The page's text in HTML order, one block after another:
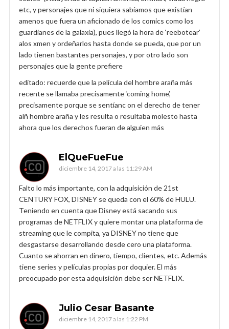
etc, y personajes que ni siquiera sabíamos que existían
amenos que fuera un aficionado de los comics como los
guardianes de la galaxia), pues llegó la hora de ‘reebotear’
alos xmen y ordeñarlos hasta donde se pueda, que por un
lado tienen bastantes personajes, y por otro lado son
personajes que la gente prefiere
editado: recuerde que la película del hombre araña más
recente se llamaba precisamente ‘coming home’,
precisamente porque se sentíanc on el derecho de tener
alñ hombre araña y les resulta o resultaba molesto hasta
ahora que los derechos fueran de alguien más
ElQueFueFue
diciembre 14, 2017 a las 11:29 AM
Falto lo más importante, con la adquisición de 21st
CENTURY FOX, DISNEY se queda con el 60% de HULU.
Teniendo en cuenta que Disney está sacando sus
programas de NETFLIX y quiere montar una plataforma de
streaming que le compita, ya DISNEY no tiene que
desgastarse desarrollando desde cero una plataforma.
Cuanto se ahorran en dinero, tiempo, clientes, etc. Además
tiene series y películas propias por doquier. El más
preocupado por esta adquisición debe ser NETFLIX.
Julio Cesar Basante
diciembre 14, 2017 a las 1:22 PM